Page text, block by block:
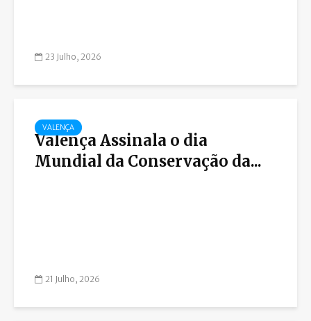
23 Julho, 2026
VALENÇA
Valença Assinala o dia
Mundial da Conservação da...
21 Julho, 2026